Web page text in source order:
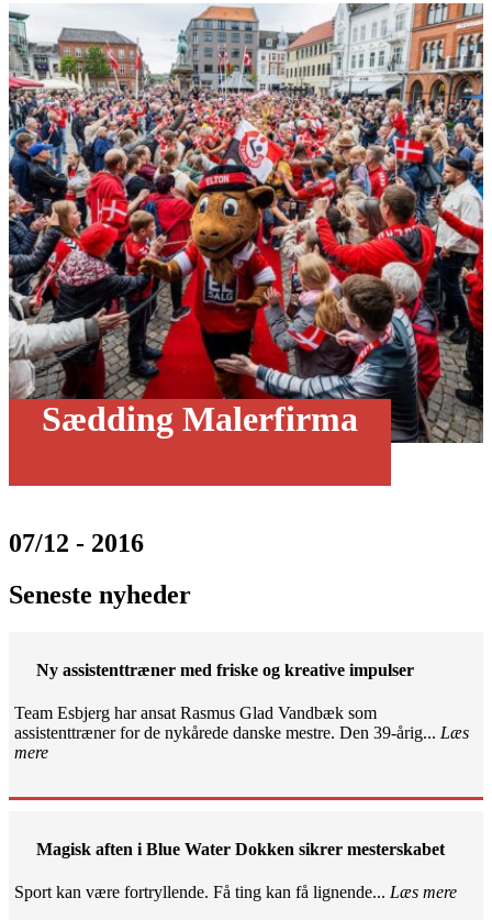
Sædding Malerfirma
07/12 - 2016
Seneste nyheder
Ny assistenttræner med friske og kreative impulser
Team Esbjerg har ansat Rasmus Glad Vandbæk som
assistenttræner for de nykårede danske mestre. Den 39-årig... Læs
mere
Magisk aften i Blue Water Dokken sikrer mesterskabet
Sport kan være fortryllende. Få ting kan få lignende... Læs mere